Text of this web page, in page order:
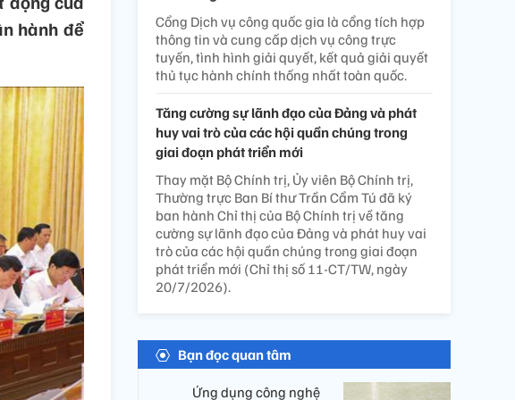
hành để
Cổng Dịch vụ công quốc gia là cổng tích hợp
thông tin và cung cấp dịch vụ công trực
tuyến, tình hình giải quyết, kết quả giải quyết
thủ tục hành chính thống nhất toàn quốc.
Tăng cường sự lãnh đạo của Đảng và phát
huy vai trò của các hội quần chúng trong
giai đoạn phát triển mới
Thay mặt Bộ Chính trị, Ủy viên Bộ Chính trị,
Thường trực Ban Bí thư Trần Cẩm Tú đã ký
ban hành Chỉ thị của Bộ Chính trị về tăng
cường sự lãnh đạo của Đảng và phát huy vai
trò của các hội quần chúng trong giai đoạn
phát triển mới (Chỉ thị số 11-CT/TW, ngày
20/7/2026).
Bạn đọc quan tâm
Ứng dụng công nghệ